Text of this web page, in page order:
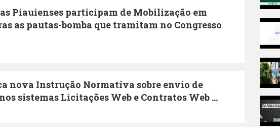
Piauienses participam de Mobilização em
as pautas-bomba que tramitam no Congresso
nova Instrução Normativa sobre envio de
sistemas Licitações Web e Contratos Web ...